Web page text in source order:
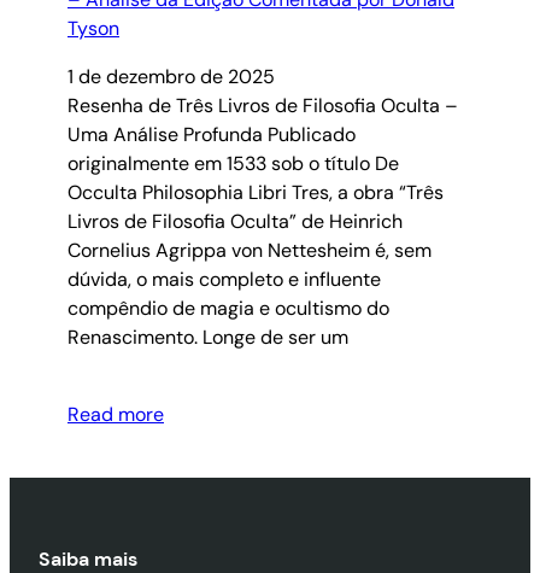
1 de dezembro de 2025
Resenha de Três Livros de Filosofia Oculta –
Uma Análise Profunda Publicado
originalmente em 1533 sob o título De
Occulta Philosophia Libri Tres, a obra “Três
Livros de Filosofia Oculta” de Heinrich
Cornelius Agrippa von Nettesheim é, sem
dúvida, o mais completo e influente
compêndio de magia e ocultismo do
Renascimento. Longe de ser um
Read more
Saiba mais